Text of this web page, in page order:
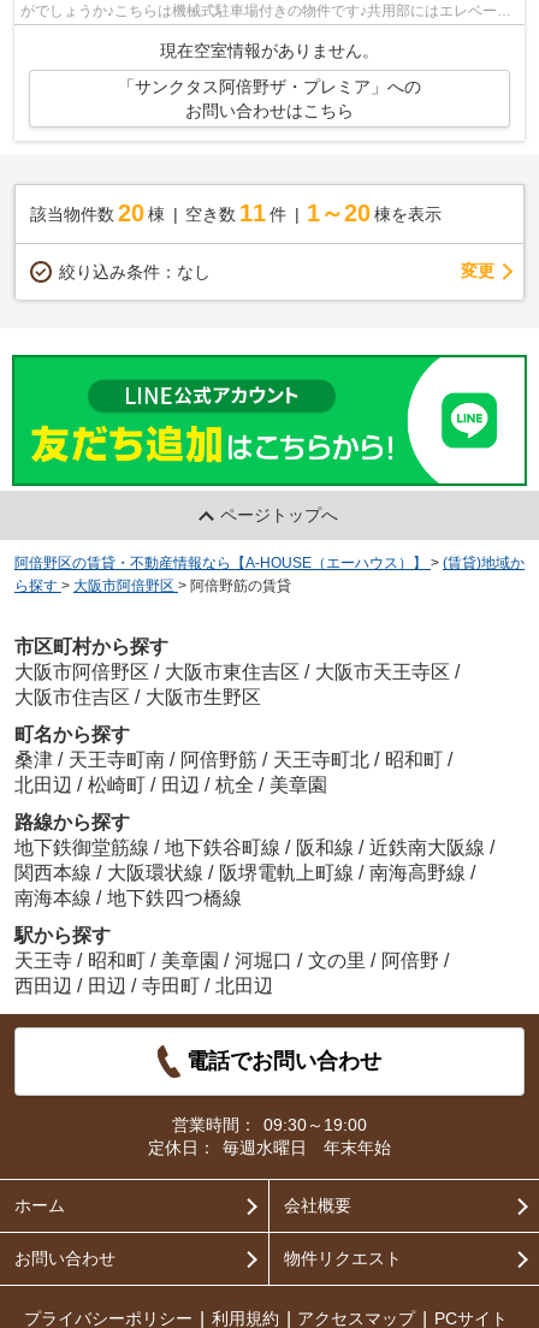
がでしょうか♪こちらは機械式駐車場付きの物件です♪共用部にはエレベー
タ・敷地内ごみ置き場などが揃っておりま...
現在空室情報がありません。
「サンクタス阿倍野ザ・プレミア」への
お問い合わせはこちら
該当物件数 20棟 空き数 11 件 1～20 棟を表示
絞り込み条件： なし 変更
ページトップへ
阿倍野区の賃貸・不動産情報なら【A-HOUSE（エーハウス）】 > (賃貸)地域か
ら探す > 大阪市阿倍野区 > 阿倍野筋の賃貸
市区町村から探す
大阪市阿倍野区 / 大阪市東住吉区 / 大阪市天王寺区 /
大阪市住吉区 / 大阪市生野区
町名から探す
桑津 / 天王寺町南 / 阿倍野筋 / 天王寺町北 / 昭和町 /
北田辺 / 松崎町 / 田辺 / 杭全 / 美章園
路線から探す
地下鉄御堂筋線 / 地下鉄谷町線 / 阪和線 / 近鉄南大阪線 /
関西本線 / 大阪環状線 / 阪堺電軌上町線 / 南海高野線 /
南海本線 / 地下鉄四つ橋線
駅から探す
天王寺 / 昭和町 / 美章園 / 河堀口 / 文の里 / 阿倍野 /
西田辺 / 田辺 / 寺田町 / 北田辺
電話でお問い合わせ
営業時間：
09:30～19:00
定休日：
毎週水曜日 年末年始
ホーム 会社概要
お問い合わせ 物件リクエスト
プライバシーポリシー 利用規約 アクセスマップ PCサイト